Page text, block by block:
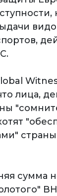
лица,
страны
сумма